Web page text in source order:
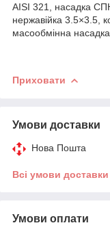
AISI 321, насадка
нержавійка 3.5×3.5,
масообмінна
Приховати
Умови доставки
Нова Пошта
Всі умови доставки
Умови оплати